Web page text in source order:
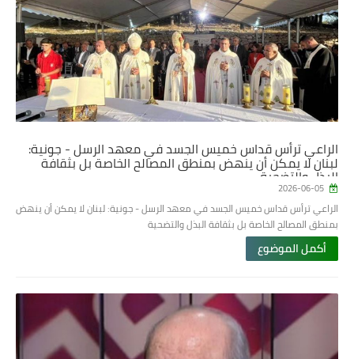
الراعي ترأس قداس خميس الجسد في معهد الرسل - جونية:
لبنان لا يمكن أن ينهض بمنطق المصالح الخاصة بل بثقافة
البذل والتضحية
الراعي ترأس قداس خميس الجسد في معهد الرسل - جونية: لبنان لا يمكن أن ينهض
بمنطق المصالح الخاصة بل بثقافة البذل والتضحية
أكمل الموضوع